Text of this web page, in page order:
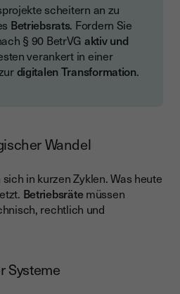
scheitern an zu
Betriebsrats. Fordern Sie
§ 90 BetrVG aktiv und
verankert in einer
digitalen Transformation.
Wandel
in kurzen Zyklen. Was heute
Betriebsrätemüssen
rechtlich und
Systeme